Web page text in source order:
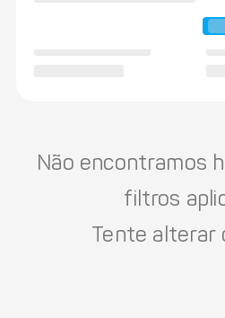
Não encontramos
filtros
Tente alterar